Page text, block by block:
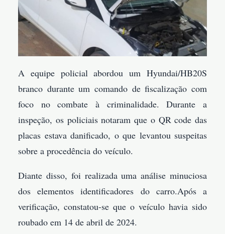
A equipe policial abordou um Hyundai/HB20S
branco durante um comando de fiscalização com
foco no combate à criminalidade. Durante a
inspeção, os policiais notaram que o QR code das
placas estava danificado, o que levantou suspeitas
sobre a procedência do veículo.
Diante disso, foi realizada uma análise minuciosa
dos elementos identificadores do carro.Após a
verificação, constatou-se que o veículo havia sido
roubado em 14 de abril de 2024.